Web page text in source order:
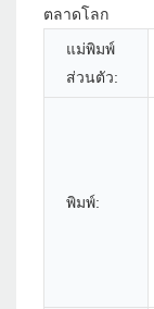
ตลาดโลก
แม่พิมพ์
ส่วนตัว:
พิมพ์: